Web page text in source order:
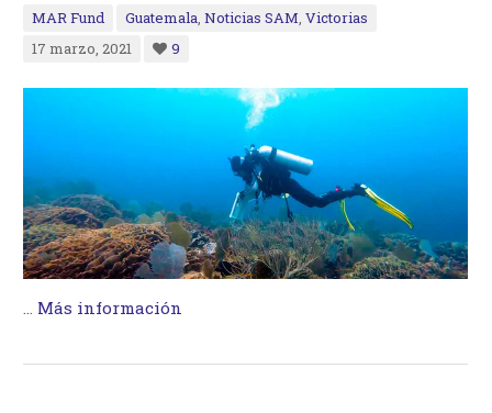
MAR Fund Guatemala,Noticias SAM,Victorias
17 marzo, 2021
9
… Más información